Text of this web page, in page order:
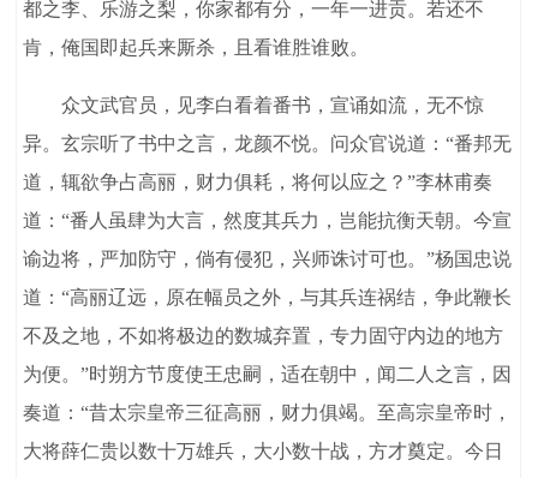
都之李、乐游之梨，你家都有分，一年一进贡。若还不
肯，俺国即起兵来厮杀，且看谁胜谁败。
众文武官员，见李白看着番书，宣诵如流，无不惊
异。玄宗听了书中之言，龙颜不悦。问众官说道：“番邦无
道，辄欲争占高丽，财力俱耗，将何以应之？”李林甫奏
道：“番人虽肆为大言，然度其兵力，岂能抗衡天朝。今宣
谕边将，严加防守，倘有侵犯，兴师诛讨可也。”杨国忠说
道：“高丽辽远，原在幅员之外，与其兵连祸结，争此鞭长
不及之地，不如将极边的数城弃置，专力固守内边的地方
为便。”时朔方节度使王忠嗣，适在朝中，闻二人之言，因
奏道：“昔太宗皇帝三征高丽，财力俱竭。至高宗皇帝时，
大将薛仁贵以数十万雄兵，大小数十战，方才奠定。今日